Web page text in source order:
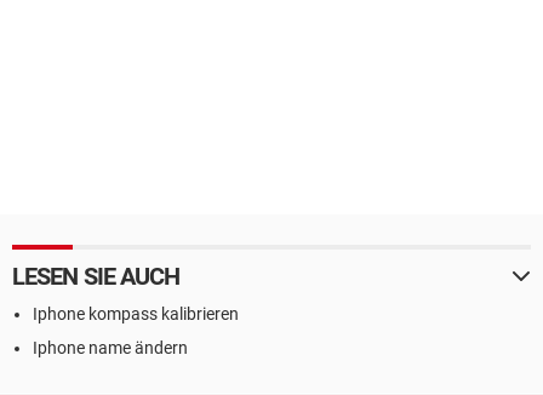
LESEN SIE AUCH
Iphone kompass kalibrieren
Iphone name ändern